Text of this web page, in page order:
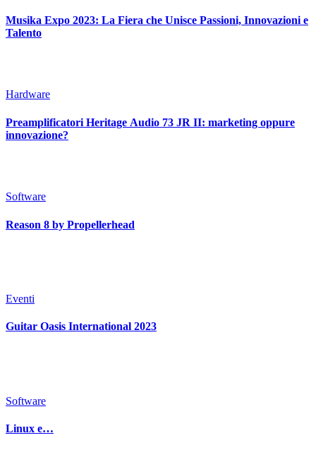
Musika Expo 2023: La Fiera che Unisce Passioni, Innovazioni e
Talento
Hardware
Preamplificatori Heritage Audio 73 JR II: marketing oppure
innovazione?
Software
Reason 8 by Propellerhead
Eventi
Guitar Oasis International 2023
Software
Linux e…